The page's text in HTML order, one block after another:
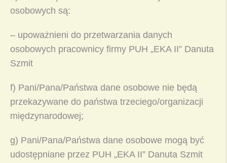
osobowych są:
– upoważnieni do przetwarzania danych
osobowych pracownicy firmy PUH „EKA II” Danuta
Szmit
f) Pani/Pana/Państwa dane osobowe nie będą
przekazywane do państwa trzeciego/organizacji
międzynarodowej;
g) Pani/Pana/Państwa dane osobowe mogą być
udostępniane przez PUH „EKA II” Danuta Szmit